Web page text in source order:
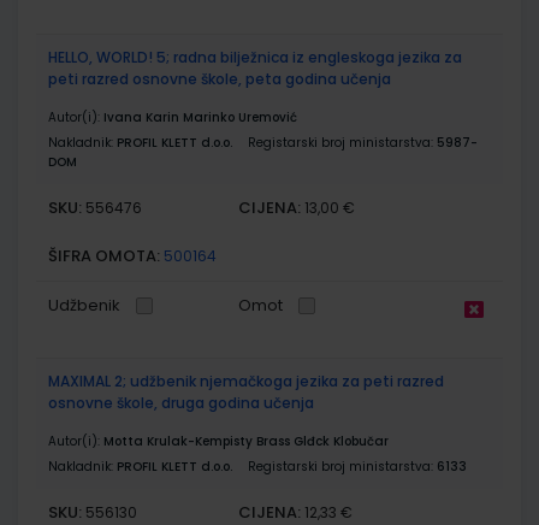
HELLO, WORLD! 5; radna bilježnica iz engleskoga jezika za
peti razred osnovne škole, peta godina učenja
Autor(i): Ivana Karin Marinko Uremović
Nakladnik: PROFIL KLETT d.o.o. Registarski broj ministarstva: 5987-
DOM
SKU: 556476 CIJENA: 13,00 €
ŠIFRA OMOTA: 500164
Udžbenik Omot
MAXIMAL 2; udžbenik njemačkoga jezika za peti razred
osnovne škole, druga godina učenja
Autor(i): Motta Krulak-Kempisty Brass Glđck Klobučar
Nakladnik: PROFIL KLETT d.o.o. Registarski broj ministarstva: 6133
SKU: 556130 CIJENA: 12,33 €